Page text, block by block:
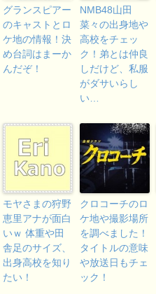
グランスピアー
のキャストとロ
ケ地の情報！決
め台詞はまーか
んだぞ！
NMB48山田
菜々の出身地や
高校をチェッ
ク！弟とは仲良
しだけど、私服
がダサいらし
い…
モヤさまの狩野
恵里アナが面白
いｗ 体重や田
舎足のサイズ、
出身高校を知り
たい！
クロコーチのロ
ケ地や撮影場所
を調べました！
タイトルの意味
や放送日もチェ
ック！